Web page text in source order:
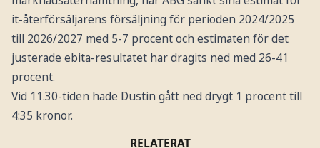
it-återförsäljarens försäljning för perioden 2024/2025
till 2026/2027 med 5-7 procent och estimaten för det
justerade ebita-resultatet har dragits ned med 26-41
procent.
Vid 11.30-tiden hade Dustin gått ned drygt 1 procent till
4:35 kronor.
RELATERAT